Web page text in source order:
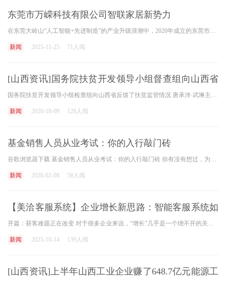
东莞市万嵘科技有限公司智联家居新势力
在东莞大岭山“人工智能+先进制造”的产业升级浪潮中，2020年成立的东莞市万嵘科技有限公司（以下简称“万嵘科技”）以“研发为核、需求为导向”，在智能家居赛道快速崛起。这
新闻 2025-11-25 71人阅
[山西资讯]国务院扶贫开发领导小组督查组向山西省
反馈脱贫攻坚督查意见
国务院扶贫开发领导小组检查组向山西省反馈了扶贫监管情况 唐承沛·武琳主持并发表了讲话 根据国务院扶贫开发领导小组的统一部署，9月1日至7日，国务院扶贫开发领导小组赴山西省
新闻 2020-10-09 128人阅
基金销售人员从业考试：你的入行敲门砖
谷歌浏览器下载 基金销售人员从业考试：你的入行敲门砖 你有没有想过，为什么你去银行买个基金，或者通过理财平台做点投资，那些给你建议的人似乎都挺专业的？他们可不是随便
新闻 2026-02-08 58人阅
【美洽客服系统】企业增长新思路：智能客服系统如
何成为企业的获客中枢
开篇：获客难题正在改变 对于很多企业来说，“增长”几乎是一个绕不开的关键词。无论是初创公司，还是成熟企业，大家都在谈用户增长、营收增长、市场扩张。但现实却是——流量
新闻 2025-10-14 139人阅
[山西资讯]上半年山西工业企业赚了648.7亿元能源工